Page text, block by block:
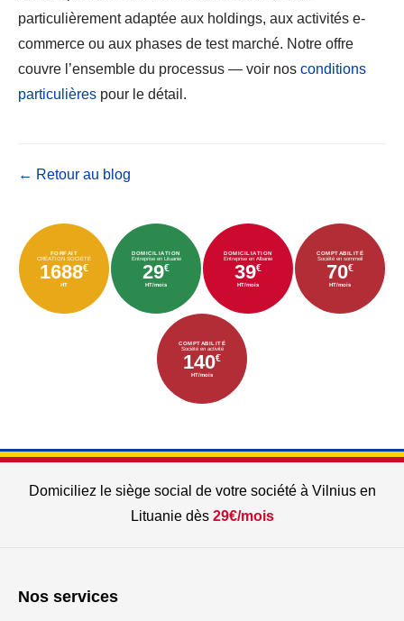
particulièrement adaptée aux holdings, aux activités e-
commerce ou aux phases de test marché. Notre offre
couvre l’ensemble du processus — voir nos conditions
particulières pour le détail.
← Retour au blog
FORFAIT
CRÉATION SOCIÉTÉ
1688€
HT
DOMICILIATION
Entreprise en Lituanie
29€
HT/mois
DOMICILIATION
Entreprise en Albanie
39€
HT/mois
COMPTABILITÉ
Société en sommeil
70€
HT/mois
COMPTABILITÉ
Société en activité
140€
HT/mois
Domiciliez le siège social de votre société à Vilnius en
Lituanie dès 29€/mois
Nos services